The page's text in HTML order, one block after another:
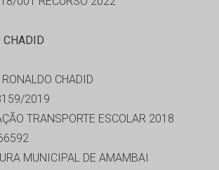
CHADID
CHADID
2019
TRANSPORTE ESCOLAR 2018
MUNICIPAL DE AMAMBAI